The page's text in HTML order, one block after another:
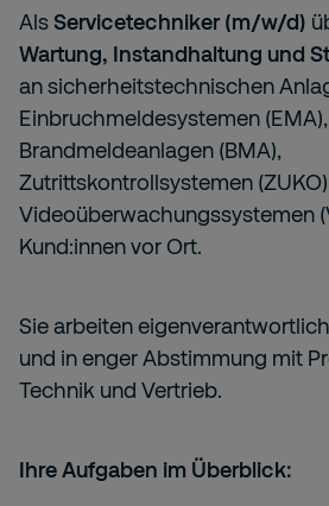
AlsServicetechniker (m/w/d)
Wartung, Instandhaltung und
an sicherheitstechnischen
Einbruchmeldesystemen (EMA),
Brandmeldeanlagen (BMA),
Zutrittskontrollsystemen
Videoüberwachungssystemen
Kund:innen vor Ort.
Sie arbeiten
und in enger Abstimmung mit
Technik und Vertrieb.
Ihre Aufgaben im Überblick: